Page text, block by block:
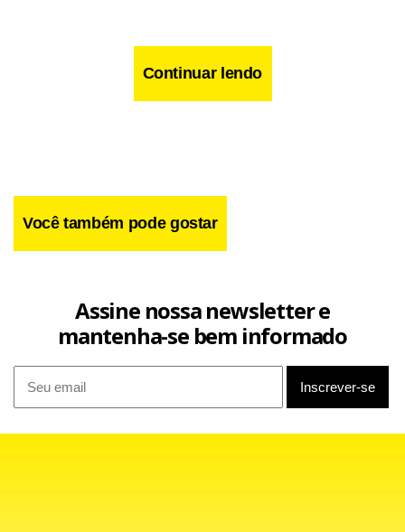
O confronto era válido pela terceira posição do grupo D.
Melhor para a Irlanda que encosta na ponta da tabela e vê
a distância para as líderes Alemanha e República Tcheca
Continuar lendo
Você também pode gostar
Assine nossa newsletter e
mantenha-se bem informado